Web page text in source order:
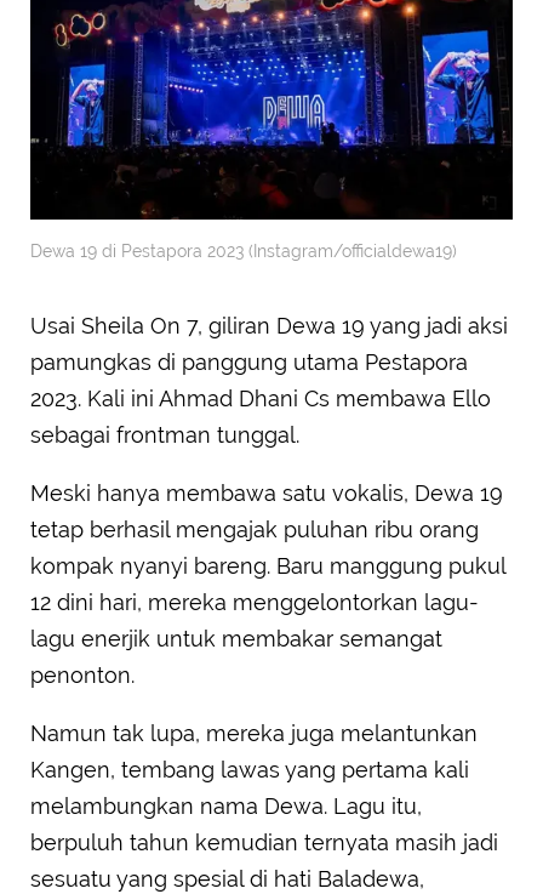
Dewa 19 di Pestapora 2023 (Instagram/officialdewa19)
Usai Sheila On 7, giliran Dewa 19 yang jadi aksi
pamungkas di panggung utama Pestapora
2023. Kali ini Ahmad Dhani Cs membawa Ello
sebagai frontman tunggal.
Meski hanya membawa satu vokalis, Dewa 19
tetap berhasil mengajak puluhan ribu orang
kompak nyanyi bareng. Baru manggung pukul
12 dini hari, mereka menggelontorkan lagu-
lagu enerjik untuk membakar semangat
penonton.
Namun tak lupa, mereka juga melantunkan
Kangen, tembang lawas yang pertama kali
melambungkan nama Dewa. Lagu itu,
berpuluh tahun kemudian ternyata masih jadi
sesuatu yang spesial di hati Baladewa,